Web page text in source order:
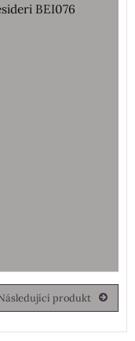
BEI076
produkt